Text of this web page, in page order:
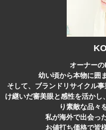
オーナーの
幼い頃から本物に囲
そして、ブランドリサイクル
け継いだ審美眼と感性を活かし
り素敵な品々
私が海外で出会っ
お値打ち価格で皆